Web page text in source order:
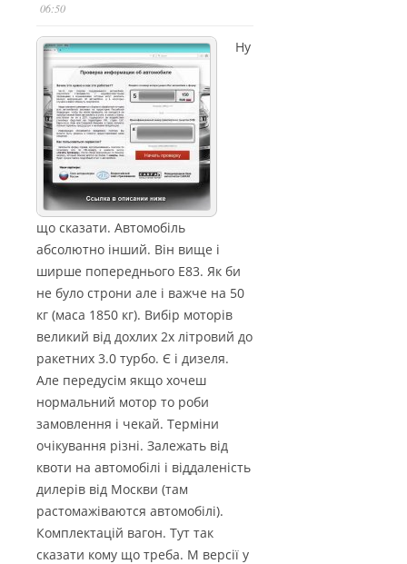
06:50
Ну
що сказати. Автомобіль
абсолютно інший. Він вище і
ширше попереднього Е83. Як би
не було строни але і важче на 50
кг (маса 1850 кг). Вибір моторів
великий від дохлих 2х літровий до
ракетних 3.0 турбо. Є і дизеля.
Але передусім якщо хочеш
нормальний мотор то роби
замовлення і чекай. Терміни
очікування різні. Залежать від
квоти на автомобілі і віддаленість
дилерів від Москви (там
растомажіваются автомобілі).
Комплектацій вагон. Тут так
сказати кому що треба. М версії у